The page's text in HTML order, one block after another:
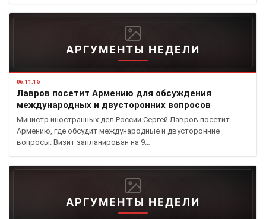
АРГУМЕНТЫ НЕДЕЛИ
06.11.15
Лавров посетит Армению для обсуждения
международных и двусторонних вопросов
Министр иностранных дел России Сергей Лавров посетит
Армению, где обсудит международные и двусторонние
вопросы. Визит запланирован на 9…
АРГУМЕНТЫ НЕДЕЛИ